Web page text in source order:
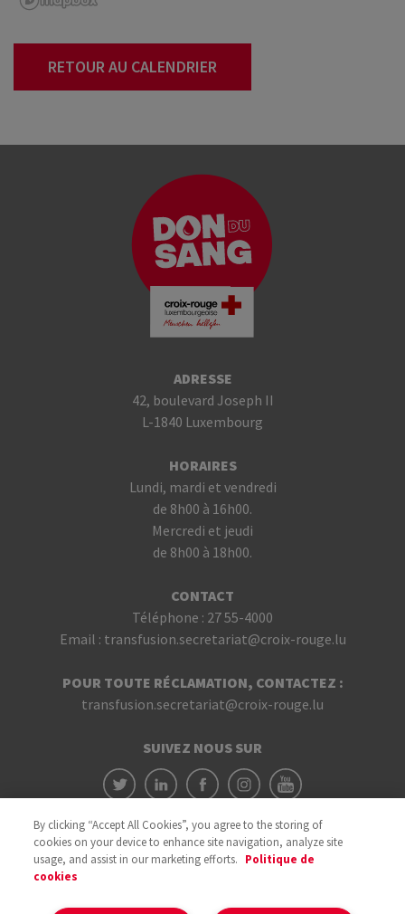
RETOUR AU CALENDRIER
ADRESSE
42, boulevard Joseph II
L-1840 Luxembourg
HORAIRES
Lundi, mardi et vendredi
de 8h00 à 16h00.
Mercredi et jeudi
de 8h00 à 18h00.
CONTACT
Téléphone : 27 55-4000
Email : transfusion.secretariat@croix-rouge.lu
POUR TOUTE RÉCLAMATION, CONTACTEZ :
transfusion.secretariat@croix-rouge.lu
SUIVEZ NOUS SUR
By clicking “Accept All Cookies”, you agree to the storing of
cookies on your device to enhance site navigation, analyze site
usage, and assist in our marketing efforts. Politique de
cookies